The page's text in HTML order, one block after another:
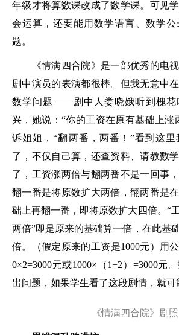
年级才将算数课改成了数学课。可见
会运算，还要能用数学语言、数学公
题。
《情满四合院》是一部优秀的电视
剧中演员的表演都很棒。但我无意中
数学问题——剧中人娄晓娥听到槐花
兴，她说：“你的工资在原有基础上涨
诉姐姐，“翻两番，两番！”看到这
了，不仅自己算，还查资料、请教数
了，工资涨两倍与翻两番不是一回事
翻一番是将原数扩大两倍，翻两番是
础上再翻一番，即将原数扩大四倍。“
两倍”即是原来的基础算一倍，在此基
倍。（假定原来的工资是1000元）用
0×2=3000元或1000×（1+2）=3000元
出问题，如果学生看了这段剧情，就可
《情满四合院》剧照